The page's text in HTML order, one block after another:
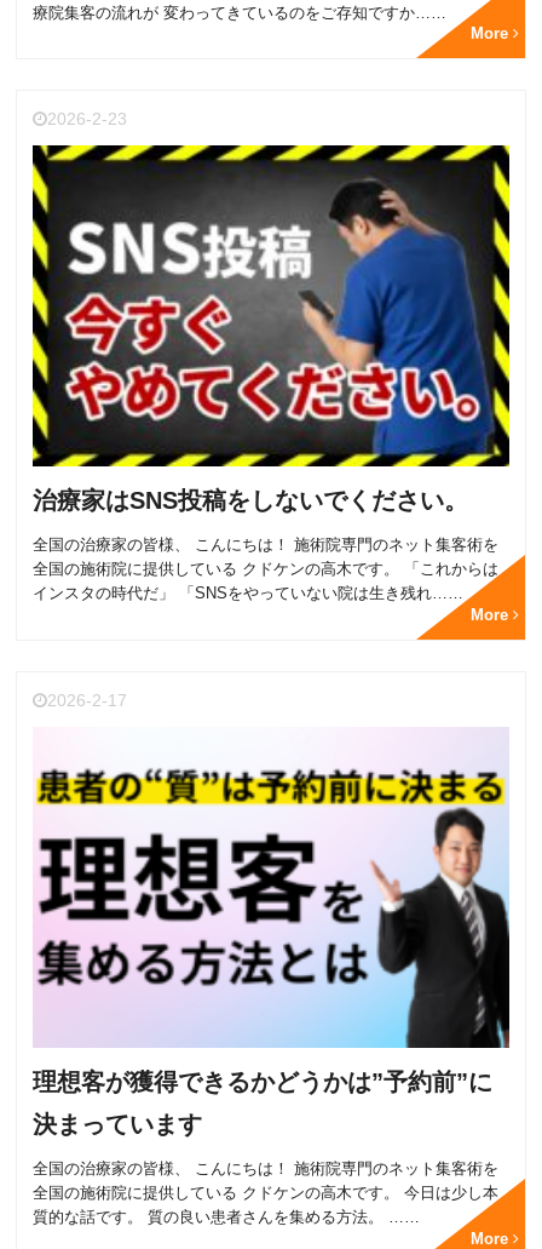
療院集客の流れが 変わってきているのをご存知ですか……
More
2026-2-23
治療家はSNS投稿をしないでください。
全国の治療家の皆様、 こんにちは！ 施術院専門のネット集客術を
全国の施術院に提供している クドケンの高木です。 「これからは
インスタの時代だ」 「SNSをやっていない院は生き残れ……
More
2026-2-17
理想客が獲得できるかどうかは”予約前”に
決まっています
全国の治療家の皆様、 こんにちは！ 施術院専門のネット集客術を
全国の施術院に提供している クドケンの高木です。 今日は少し本
質的な話です。 質の良い患者さんを集める方法。 ……
More